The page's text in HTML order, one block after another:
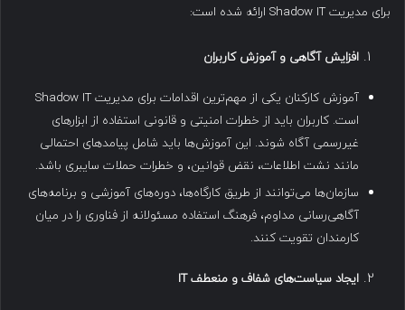
برای مدیریت Shadow IT ارائه شده است:
افزایش آگاهی و آموزش کاربران
آموزش کارکنان یکی از مهم‌ترین اقدامات برای مدیریت Shadow IT
است. کاربران باید از خطرات امنیتی و قانونی استفاده از ابزارهای
غیررسمی آگاه شوند. این آموزش‌ها باید شامل پیامدهای احتمالی
مانند نشت اطلاعات، نقض قوانین، و خطرات حملات سایبری باشد.
سازمان‌ها می‌توانند از طریق کارگاه‌ها، دوره‌های آموزشی و برنامه‌های
آگاهی‌رسانی مداوم، فرهنگ استفاده مسئولانه از فناوری را در میان
کارمندان تقویت کنند.
ایجاد سیاست‌های شفاف و منعطفIT